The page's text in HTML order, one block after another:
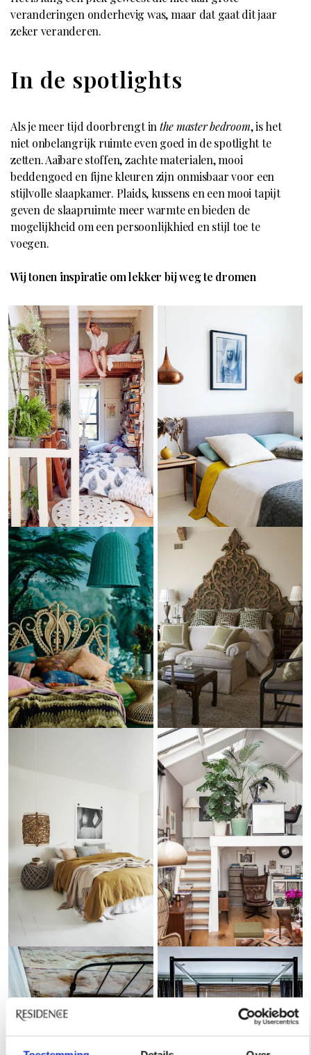
veranderingen onderhevig was, maar dat gaat dit jaar
zeker veranderen.
In de spotlights
Als je meer tijd doorbrengt inthe master bedroom, is het
niet onbelangrijk ruimte even goed in de spotlight te
zetten. Aaibare stoffen, zachte materialen, mooi
beddengoed en fijne kleuren zijn onmisbaar voor een
stijlvolle slaapkamer. Plaids, kussens en een mooi tapijt
geven de slaapruimte meer warmte en bieden de
mogelijkheid om een persoonlijkhied en stijl toe te
voegen.
Wij tonen inspiratie om lekker bij weg te dromen